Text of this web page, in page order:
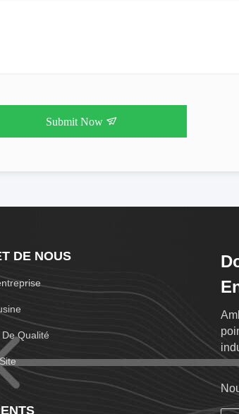
Submit Now
DE NOUS
Qualité